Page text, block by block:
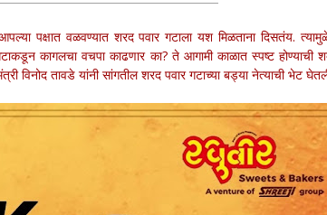
पक्षात वळवण्यात शरद पवार गटाला यश मिळताना दिसतंय.
कागलचा वचपा काढणार का? ते आगामी काळात स्पष्ट
विनोद तावडे यांनी सांगतील शरद पवार गटाच्या बड्या नेत्याची भेट